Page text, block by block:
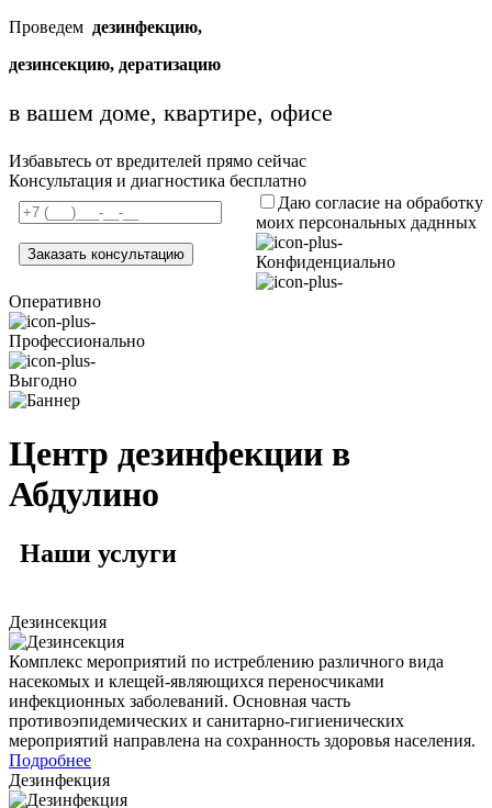
Проведем дезинфекцию,
дезинсекцию, дератизацию
в вашем доме, квартире, офисе
Избавьтесь от вредителей прямо сейчас
Консультация и диагностика бесплатно
Даю согласие на обработку
моих персональных даднных
Конфиденциально
Оперативно
Профессионально
Выгодно
Центр дезинфекции в
Абдулино
Наши услуги
Дезинсекция
Комплекс мероприятий по истреблению различного вида
насекомых и клещей-являющихся переносчиками
инфекционных заболеваний. Основная часть
противоэпидемических и санитарно-гигиенических
мероприятий направлена на сохранность здоровья населения.
Подробнее
Дезинфекция